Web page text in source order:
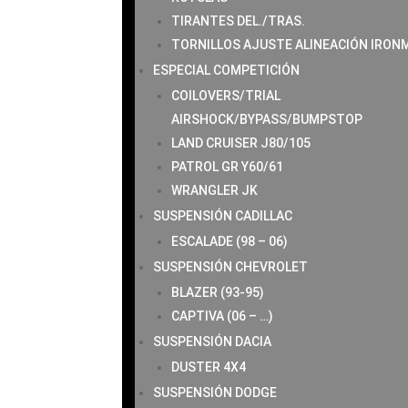
TIRANTES DEL./TRAS.
TORNILLOS AJUSTE ALINEACIÓN
ESPECIAL COMPETICIÓN
COILOVERS/TRIAL
AIRSHOCK/BYPASS/BUMPSTOP
LAND CRUISER J80/105
PATROL GR Y60/61
WRANGLER JK
SUSPENSIÓN CADILLAC
ESCALADE (98 – 06)
SUSPENSIÓN CHEVROLET
BLAZER (93-95)
CAPTIVA (06 – …)
SUSPENSIÓN DACIA
DUSTER 4X4
SUSPENSIÓN DODGE